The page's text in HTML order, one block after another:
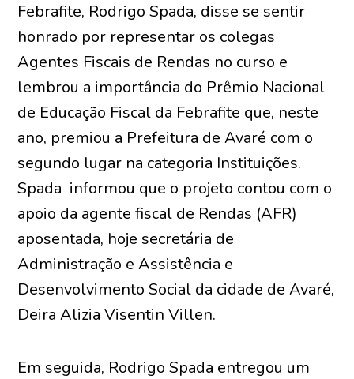
Febrafite, Rodrigo Spada, disse se sentir
honrado por representar os colegas
Agentes Fiscais de Rendas no curso e
lembrou a importância do Prêmio Nacional
de Educação Fiscal da Febrafite que, neste
ano, premiou a Prefeitura de Avaré com o
segundo lugar na categoria Instituições.
Spada informou que o projeto contou com o
apoio da agente fiscal de Rendas (AFR)
aposentada, hoje secretária de
Administração e Assistência e
Desenvolvimento Social da cidade de Avaré,
Deira Alizia Visentin Villen.
Em seguida, Rodrigo Spada entregou um